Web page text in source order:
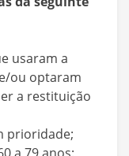
usaram a
ou optaram
a restituição
prioridade;